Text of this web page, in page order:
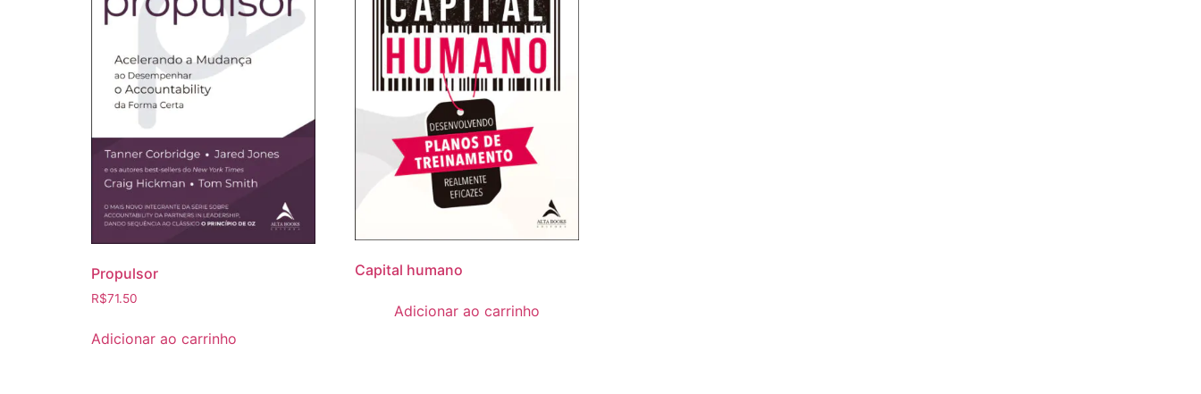
Propulsor
R$71.50
Adicionar ao carrinho
Capital humano
Adicionar ao carrinho